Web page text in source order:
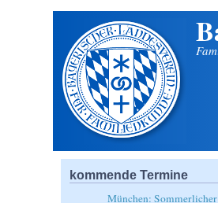
kommende Termine
München: Sommerlicher